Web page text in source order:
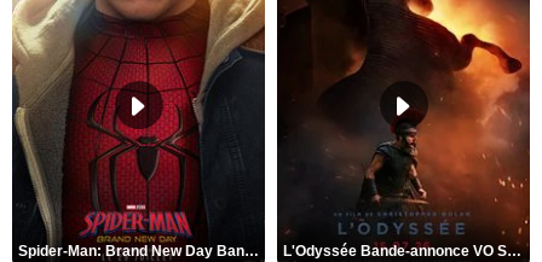
Spider-Man: Brand New Day Bande-annonce VO STFR L'Odyssée Bande-annonce VO STFR